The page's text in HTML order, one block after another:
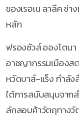
ของเรอเน ลาลีค ช่า
หลัก
ฟรองซัวส์ อองโตน
อาชญากรรมเมืองส
หวัดบาส์-แร็ง กำลัง
ใต้การสนับสนุนจาก
ลักลอบค้าวัตถุทาง